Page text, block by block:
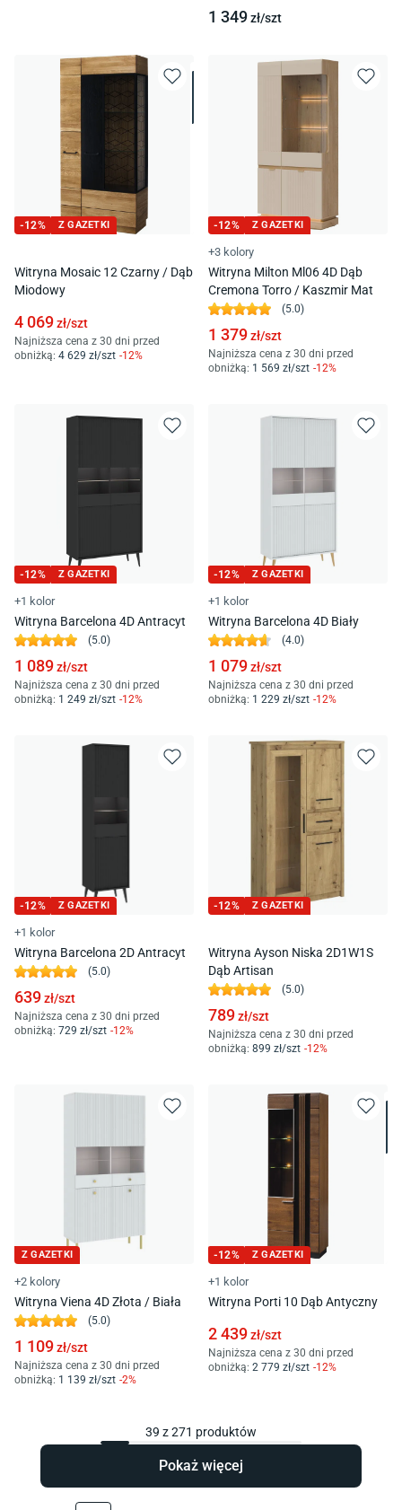
1 349zł/szt
-12% Z GAZETKI
Witryna Mosaic 12 Czarny / Dąb
Miodowy
4 069zł/szt
Najniższa cena z 30 dni przed
obniżką: 4 629 zł/szt -12%
-12% Z GAZETKI
+3 kolory
Witryna Milton Ml06 4D Dąb
Cremona Torro / Kaszmir Mat
(5.0)
1 379zł/szt
Najniższa cena z 30 dni przed
obniżką: 1 569 zł/szt -12%
-12% Z GAZETKI
+1 kolor
Witryna Barcelona 4D Antracyt
(5.0)
1 089zł/szt
Najniższa cena z 30 dni przed
obniżką: 1 249 zł/szt -12%
-12% Z GAZETKI
+1 kolor
Witryna Barcelona 4D Biały
(4.0)
1 079zł/szt
Najniższa cena z 30 dni przed
obniżką: 1 229 zł/szt -12%
-12% Z GAZETKI
+1 kolor
Witryna Barcelona 2D Antracyt
(5.0)
639zł/szt
Najniższa cena z 30 dni przed
obniżką: 729 zł/szt -12%
-12% Z GAZETKI
Witryna Ayson Niska 2D1W1S
Dąb Artisan
(5.0)
789zł/szt
Najniższa cena z 30 dni przed
obniżką: 899 zł/szt -12%
Z GAZETKI
+2 kolory
Witryna Viena 4D Złota / Biała
(5.0)
1 109zł/szt
Najniższa cena z 30 dni przed
obniżką: 1 139 zł/szt -2%
-12% Z GAZETKI
+1 kolor
Witryna Porti 10 Dąb Antyczny
2 439zł/szt
Najniższa cena z 30 dni przed
obniżką: 2 779 zł/szt -12%
39 z271 produktów
Pokaż więcej